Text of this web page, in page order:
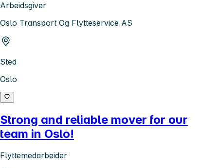
Arbeidsgiver
Oslo Transport Og Flytteservice AS
Sted
Oslo
Strong and reliable mover for our
team in Oslo!
Flyttemedarbeider